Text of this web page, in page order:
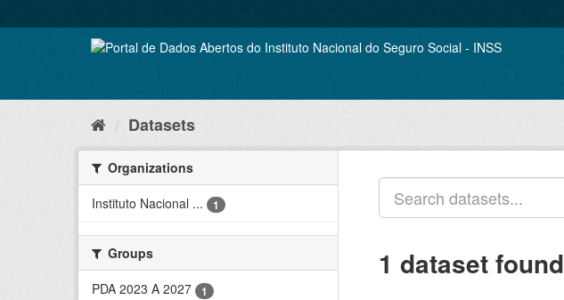
to
Datasets
Organizations
Instituto Nacional ...
1
Groups
PDA 2023 A 2027
1
1 dataset found